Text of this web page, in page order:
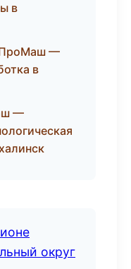
в
ПроМаш —
в
—
округ